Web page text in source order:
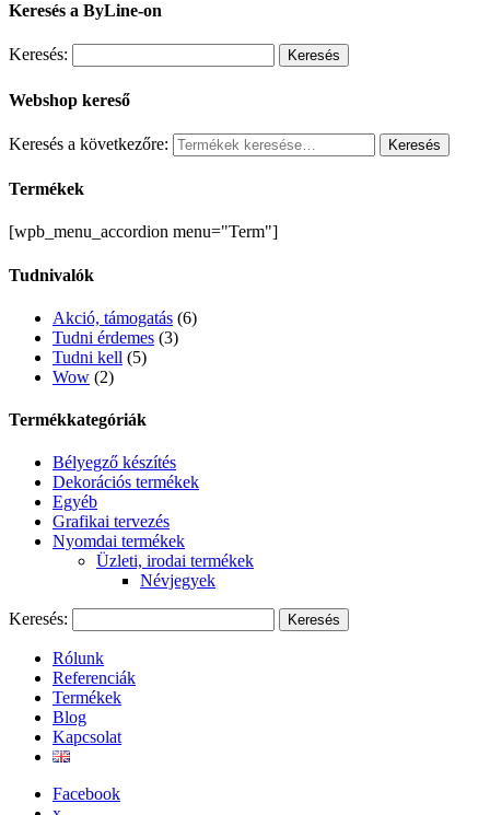
Keresés a ByLine-on
Keresés:
Webshop kereső
Keresés a következőre: Keresés
Termékek
[wpb_menu_accordion menu="Term"]
Tudnivalók
Akció, támogatás (6)
Tudni érdemes (3)
Tudni kell (5)
Wow (2)
Termékkategóriák
Bélyegző készítés
Dekorációs termékek
Egyéb
Grafikai tervezés
Nyomdai termékek
Üzleti, irodai termékek
Névjegyek
Keresés:
Rólunk
Referenciák
Termékek
Blog
Kapcsolat
Facebook